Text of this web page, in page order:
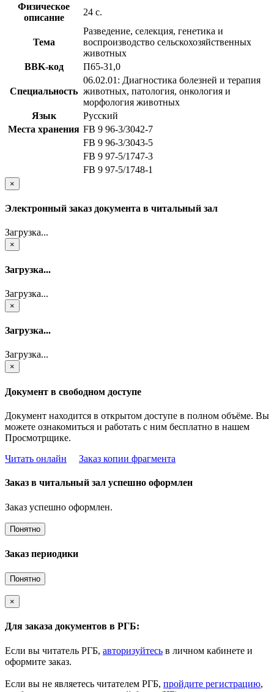
Физическое
описание
24 с.
Тема
Разведение, селекция, генетика и
воспроизводство сельскохозяйственных
животных
BBK-код
П65-31,0
Специальность
06.02.01: Диагностика болезней и терапия
животных, патология, онкология и
морфология животных
Язык
Русский
Места хранения FB 9 96-3/3042-7
FB 9 96-3/3043-5
FB 9 97-5/1747-3
FB 9 97-5/1748-1
×
Электронный заказ документа в читальный зал
Загрузка...
×
Загрузка...
Загрузка...
×
Загрузка...
Загрузка...
×
Документ в свободном доступе
Документ находится в открытом доступе в полном объёме. Вы
можете ознакомиться и работать с ним бесплатно в нашем
Просмотрщике.
Читать онлайн
Заказ копии фрагмента
Заказ в читальный зал успешно оформлен
Заказ успешно оформлен.
Понятно
Заказ периодики
Понятно
×
Для заказа документов в РГБ:
Если вы читатель РГБ, авторизуйтесь в личном кабинете и
оформите заказ.
Если вы не являетесь читателем РГБ, пройдите регистрацию,